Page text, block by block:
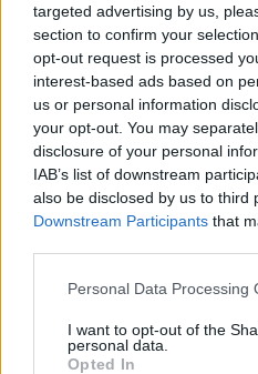
targeted advertising by us,
section to confirm your
opt-out request is processed
interest-based ads based on
us or personal information
your opt-out. You may
disclosure of your personal
IAB’s list of downstream
also be disclosed by us to third
Downstream Participants that
Personal Data Processing
I want to opt-out of the
personal data.
Opted In
Noites do Jardim 2026 levam
Granja
As Noites do Jardim regressam
Mourão, com quatro